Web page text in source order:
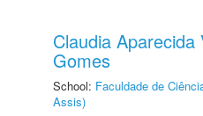
Claudia Aparecida
Gomes
School: Faculdade de
Assis)